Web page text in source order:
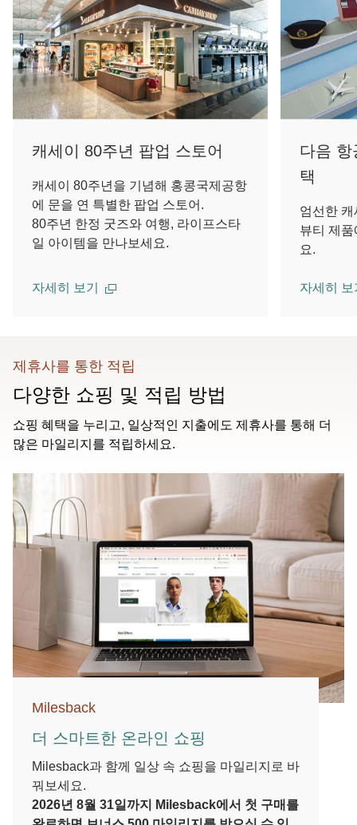
캐세이 80주년 팝업 스토어
캐세이 80주년을 기념해 홍콩국제공항
에 문을 연 특별한 팝업 스토어.
80주년 한정 굿즈와 여행, 라이프스타
일 아이템을 만나보세요.
자세히 보기
다음 항
택
엄선한
뷰티 제
요.
자세히 보
제휴사를 통한 적립
다양한 쇼핑 및 적립 방법
쇼핑 혜택을 누리고, 일상적인 지출에도 제휴사를 통해 더
많은 마일리지를 적립하세요.
Milesback
더 스마트한 온라인 쇼핑
Milesback과 함께 일상 속 쇼핑을 마일리지로 바
꿔보세요.
2026년 8월 31일까지 Milesback에서 첫 구매를